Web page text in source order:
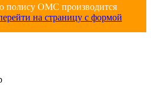
полису ОМС производится
на страницу с формой